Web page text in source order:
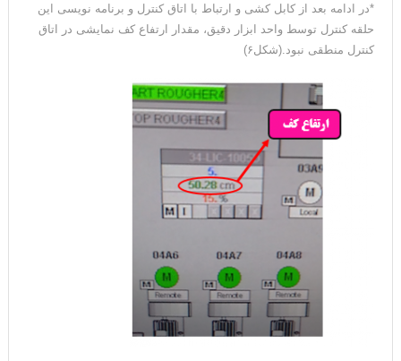
*در ادامه بعد از کابل کشی و ارتباط با اتاق کنترل و برنامه نویسی این
حلقه کنترل توسط واحد ابزار دقیق، مقدار ارتفاع کف نمایشی در اتاق
کنترل منطقی نبود.(شکل۶)